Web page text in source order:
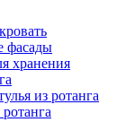
фасады
хранения
из ротанга